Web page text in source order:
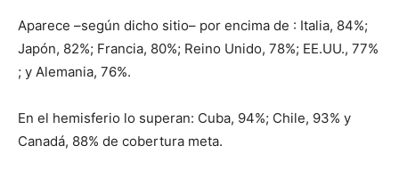
Aparece –según dicho sitio– por encima de : Italia, 84%;
Japón, 82%; Francia, 80%; Reino Unido, 78%; EE.UU., 77%
; y Alemania, 76%.
En el hemisferio lo superan: Cuba, 94%; Chile, 93% y
Canadá, 88% de cobertura meta.